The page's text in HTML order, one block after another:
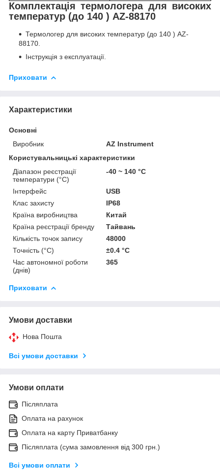
Комплектація термологера для високих
температур (до 140 ) AZ-88170
Термологер для високих температур (до 140 ) AZ-
88170.
Інструкція з експлуатації.
Приховати
Характеристики
Основні
Виробник
AZ Instrument
Користувальницькі характеристики
Діапазон реєстрації
температури (°С)
-40 ~ 140 °С
Інтерфейс
USB
Клас захисту
ІР68
Країна виробництва
Китай
Країна реєстрації бренду
Тайвань
Кількість точок запису
48000
Точність (°С)
±0.4 °C
Час автономної роботи
(днів)
365
Приховати
Умови доставки
Нова Пошта
Всі умови доставки
Умови оплати
Післяплата
Оплата на рахунок
Оплата на карту Приватбанку
Післяплата (сума замовлення від 300 грн.)
Всі умови оплати